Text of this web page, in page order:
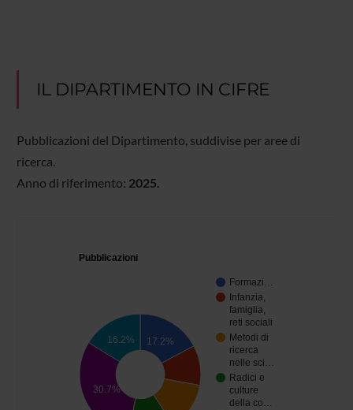
IL DIPARTIMENTO IN CIFRE
Pubblicazioni del Dipartimento, suddivise per aree di
ricerca.
Anno di riferimento: 2025.
Pubblicazioni
Formazi…
Infanzia,
famiglia,
reti sociali
Metodi di
ricerca
nelle sci…
Radici e
culture
della co…
17.2%
16.2%
30.7%